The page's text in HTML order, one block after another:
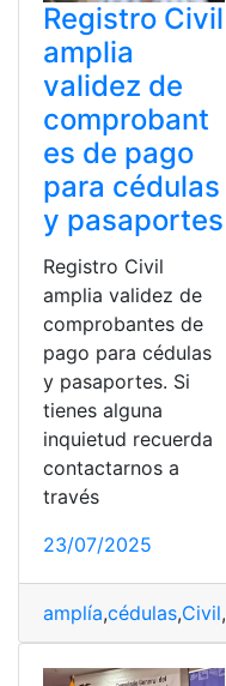
Registro Civil
amplia
validez de
comprobant
es de pago
para cédulas
y pasaportes
Registro Civil
amplia validez de
comprobantes de
pago para cédulas
y pasaportes. Si
tienes alguna
inquietud recuerda
contactarnos a
través
23/07/2025
amplía,cédulas,Civil,